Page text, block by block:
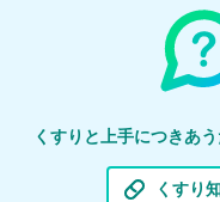
くすりと上手につきあ
くすり